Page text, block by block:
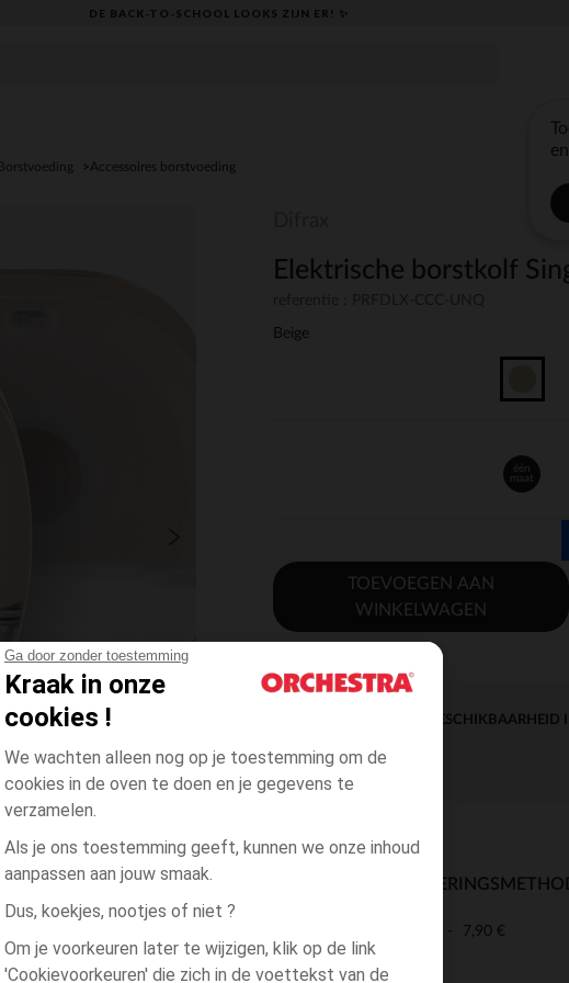
Ga door zonder toestemming
Kraak in onze
cookies !
We wachten alleen nog op je toestemming om de
cookies in de oven te doen en je gegevens te
verzamelen.
Als je ons toestemming geeft, kunnen we onze inhoud
aanpassen aan jouw smaak.
Dus, koekjes, nootjes of niet ?
Om je voorkeuren later te wijzigen, klik op de link
'Cookievoorkeuren' die zich in de voettekst van de
DE BACK-TO-SCHOOL LOOKS ZIJN ER! ✨
Borstvoeding Accessoires borstvoeding
Elektrische borstkolf
Beige
één
maat
TOEVOEGEN AAN
WINKELWAGEN
DIRECTE BESCHIKBAARHEID
BESCHIKBAARE
7,90 €
2 tot 4 dagen